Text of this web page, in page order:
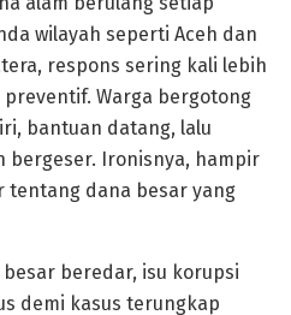
wilayah seperti Aceh dan
respons sering kali lebih
Warga bergotong
bantuan datang, lalu
bergeser. Ironisnya, hampir
tentang dana besar yang
beredar, isu korupsi
demi kasus terungkap